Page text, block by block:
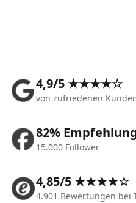
4,9/5 ★★★★☆
von zufriedenen
82%
15.000 Follower
4,85/5 ★★★★☆
4.901 Bewertungen bei